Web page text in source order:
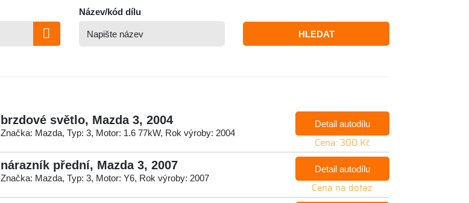
Název/kód dílu
HLEDAT
brzdové světlo, Mazda 3, 2004
Značka: Mazda, Typ: 3, Motor: 1.6 77kW, Rok výroby: 2004
Detail autodílu
Cena: 300 Kč
nárazník přední, Mazda 3, 2007
Značka: Mazda, Typ: 3, Motor: Y6, Rok výroby: 2007
Detail autodílu
Cena na dotaz